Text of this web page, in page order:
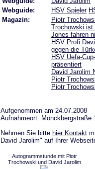
Webguide:
HSV Spieler
Magazin:
Piotr
Trochowski ist
Jones fahren
HSV Profi
gegen die
HSV Uefa-
präsentiert
David Jarolim
Piotr
Piotr
Aufgenommen am 24.07.2008
Aufnahmeort: Mönckbergstraße
Nehmen Sie bitte hier Kontakt
David Jarolim" auf Ihrer
Autogrammstunde mit Piotr
Trochowski und David Jarolim